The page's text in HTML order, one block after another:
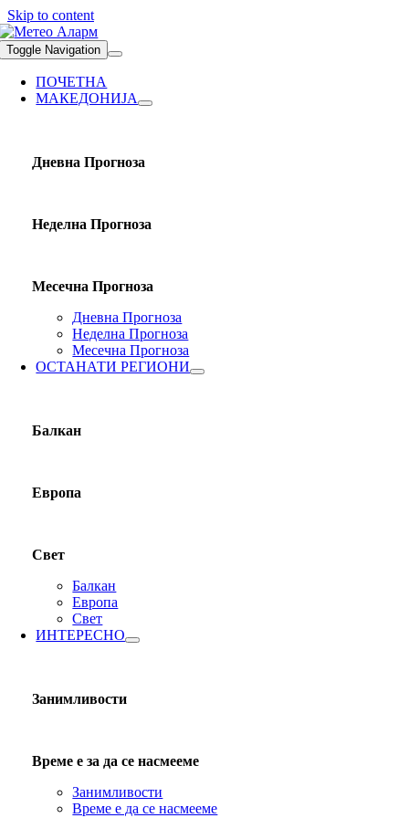
Skip to content
Toggle Navigation
ПОЧЕТНА
МАКЕДОНИЈА
Дневна Прогноза
Неделна Прогноза
Месечна Прогноза
Дневна Прогноза
Неделна Прогноза
Месечна Прогноза
ОСТАНАТИ РЕГИОНИ
Балкан
Европа
Свет
Балкан
Европа
Свет
ИНТЕРЕСНО
Занимливости
Време е за да се насмееме
Занимливости
Време е да се насмееме